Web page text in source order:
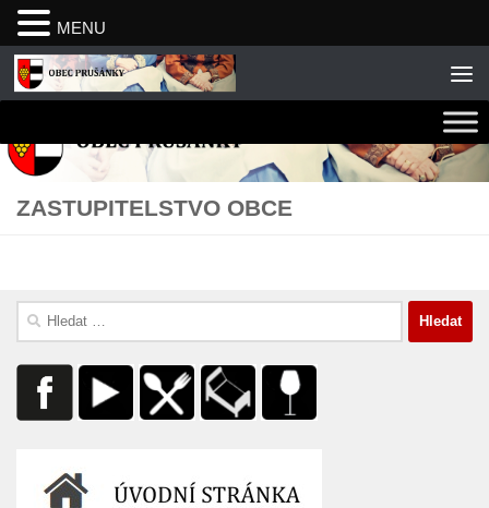
Skip to content
ZASTUPITELSTVO OBCE
Vyhledávání
MENU